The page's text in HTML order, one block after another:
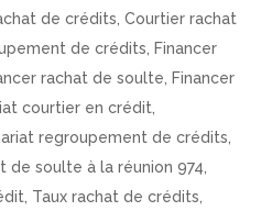
de crédits,Courtier rachat
de crédits, Financer
rachat de soulte, Financer
courtier en crédit,
regroupement de crédits,
de soulte à la réunion 974,
, Taux rachat de crédits,